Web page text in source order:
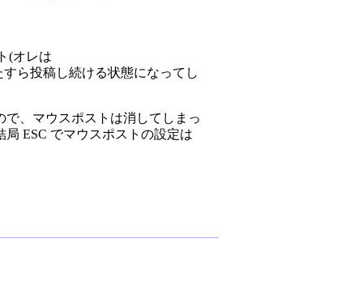
(オレは
ら投稿し続ける状態になってし
、マウスポストは消してしまっ
ESC でマウスポストの設定は